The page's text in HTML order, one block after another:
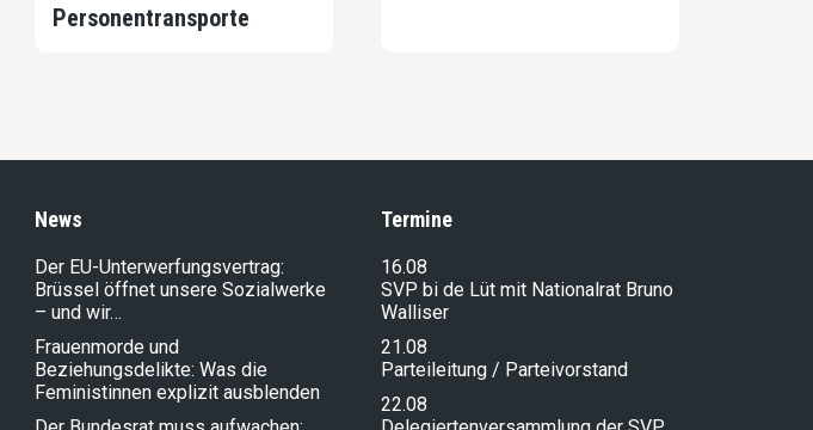
Personentransporte
News
Der EU-Unterwerfungsvertrag:
Brüssel öffnet unsere Sozialwerke
– und wir…
Frauenmorde und
Beziehungsdelikte: Was die
Feministinnen explizit ausblenden
Termine
16.08
SVP bi de Lüt mit Nationalrat Bruno
Walliser
21.08
Parteileitung / Parteivorstand
22.08